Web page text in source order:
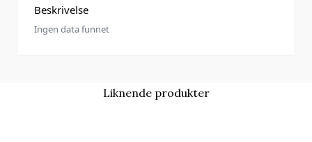
Beskrivelse
Ingen data funnet
Liknende produkter